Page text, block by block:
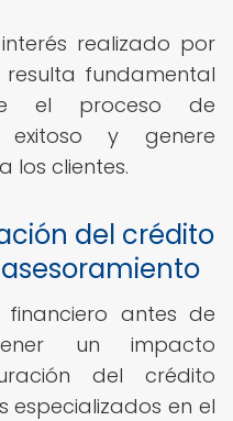
realizado por
resulta fundamental
el proceso de
exitoso y genere
los clientes.
del crédito
antes de
un impacto
del crédito
especializados en el